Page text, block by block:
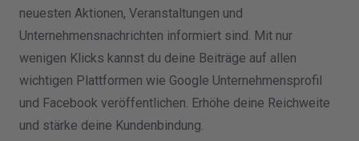
neuesten Aktionen, Veranstaltungen und
Unternehmensnachrichten informiert sind. Mit nur
wenigen Klicks kannst du deine Beiträge auf allen
wichtigen Plattformen wie Google Unternehmensprofil
und Facebook veröffentlichen. Erhöhe deine Reichweite
und stärke deine Kundenbindung.